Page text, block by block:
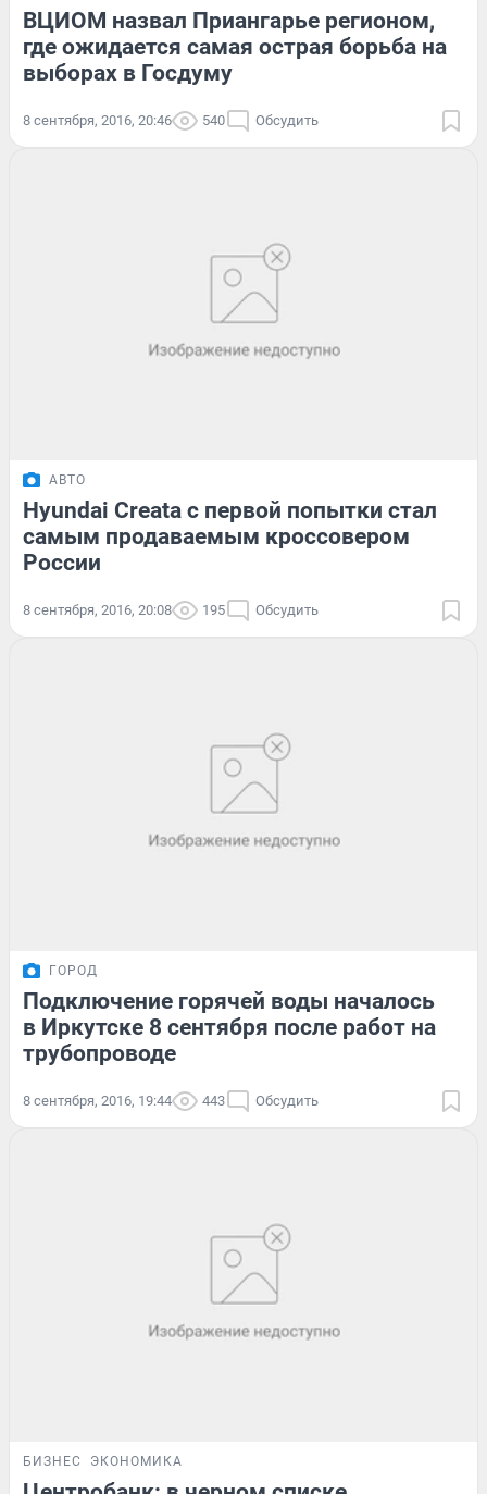
ВЦИОМ назвал Приангарье регионом,
где ожидается самая острая борьба на
выборах в Госдуму
8 сентября, 2016, 20:46 540 Обсудить
АВТО
Hyundai Creata с первой попытки стал
самым продаваемым кроссовером
России
8 сентября, 2016, 20:08 195 Обсудить
ГОРОД
Подключение горячей воды началось
в Иркутске 8 сентября после работ на
трубопроводе
8 сентября, 2016, 19:44 443 Обсудить
БИЗНЕС ЭКОНОМИКА